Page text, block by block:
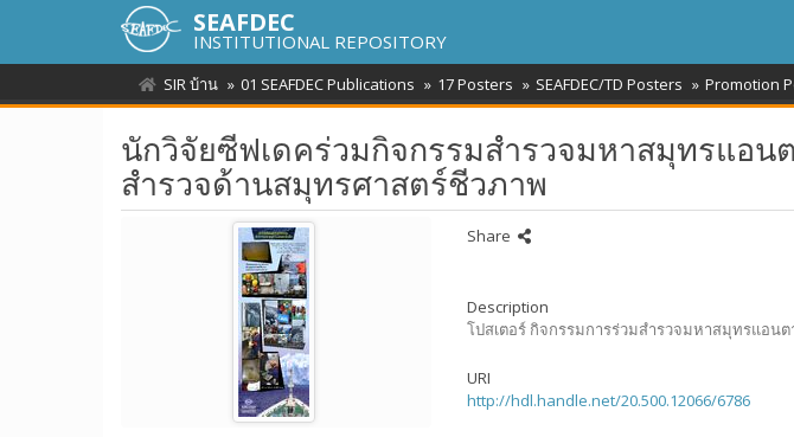
SEAFDEC
INSTITUTIONAL REPOSITORY
SIR บ้าน 01 SEAFDEC Publications 17 Posters SEAFDEC/TD Posters Promotion
นักวิจัยซีฟเดคร่วมกิจกรรมสำรวจมหาสมุทรแอน
สำรวจด้านสมุทรศาสตร์ชีวภาพ
Share
Description
โปสเตอร์ กิจกรรมการร่วมสำรวจมหาสมุทรแอนต
URI
http://hdl.handle.net/20.500.12066/6786